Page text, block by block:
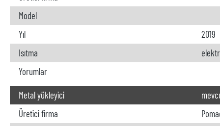
Model
Yıl
2019
Isıtma
Yorumlar
Metal yükleyici
Üretici firma